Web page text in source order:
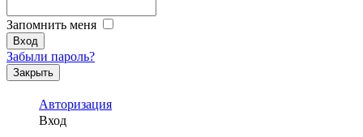
Запомнить меня
Забыли пароль?
Закрыть
Авторизация
Вход